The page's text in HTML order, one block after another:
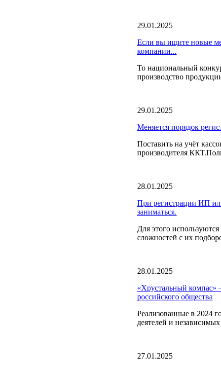
29.01.2025
Если вы ищите новые
компании...
То национальный
производство
29.01.2025
Меняется порядок
Поставить на учёт
производителя
28.01.2025
При регистрации ИП
заниматься.
Для этого
сложностей с их
28.01.2025
«Хрустальный компас»
российского общества
Реализованные в 2024
деятелей и
27.01.2025